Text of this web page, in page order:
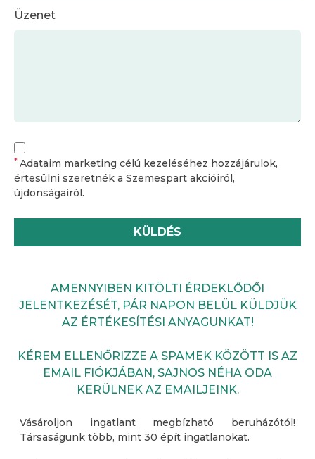
Üzenet
* Adataim marketing célú kezeléséhez hozzájárulok,
értesülni szeretnék a Szemespart akcióiról,
újdonságairól.
KÜLDÉS
AMENNYIBEN KITÖLTI ÉRDEKLŐDŐI
JELENTKEZÉSÉT, PÁR NAPON BELÜL KÜLDJÜK
AZ ÉRTÉKESÍTÉSI ANYAGUNKAT!
KÉREM ELLENŐRIZZE A SPAMEK KÖZÖTT IS AZ
EMAIL FIÓKJÁBAN, SAJNOS NÉHA ODA
KERÜLNEK AZ EMAILJEINK.
Vásároljon ingatlant megbízható beruházótól!
Társaságunk több, mint 30 épít ingatlanokat.